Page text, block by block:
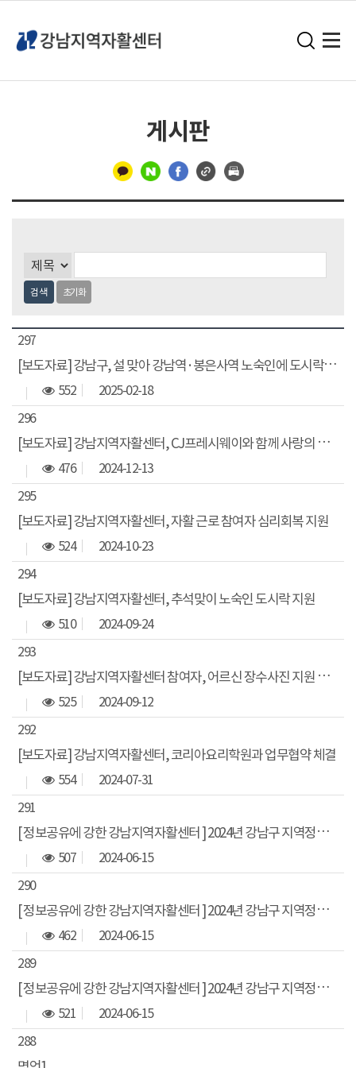
게시판
검색 초기화
297
[보도자료] 강남구, 설 맞아 강남역·봉은사역 노숙인에 도시락 전달
552
2025-02-18
296
[보도자료] 강남지역자활센터, CJ프레시웨이와 함께 사랑의 김장나눔 행사 진행
476
2024-12-13
295
[보도자료] 강남지역자활센터, 자활 근로 참여자 심리회복 지원
524
2024-10-23
294
[보도자료] 강남지역자활센터, 추석맞이 노숙인 도시락 지원
510
2024-09-24
293
[보도자료] 강남지역자활센터 참여자, 어르신 장수사진 지원 사회공헌활동 진행
525
2024-09-12
292
[보도자료] 강남지역자활센터, 코리아요리학원과 업무협약 체결
554
2024-07-31
291
[ 정보공유에 강한 강남지역자활센터 ] 2024년 강남구 지역정보 공유 (명의와 함께하는 건겅콘서트)
507
2024-06-15
290
[ 정보공유에 강한 강남지역자활센터 ] 2024년 강남구 지역정보 공유 (마음챙김 건강강좌)
462
2024-06-15
289
[ 정보공유에 강한 강남지역자활센터 ] 2024년 강남구 지역정보 공유 (생활 속 도움이 되는 긴급 연락처)
521
2024-06-15
288